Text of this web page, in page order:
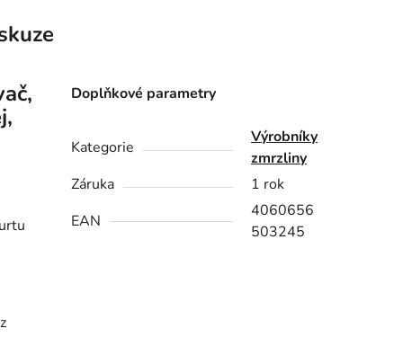
Doplňkové parametry
Kategorie
Výrobníky
zmrzliny
Záruka
1 rok
EAN
4060656
503245